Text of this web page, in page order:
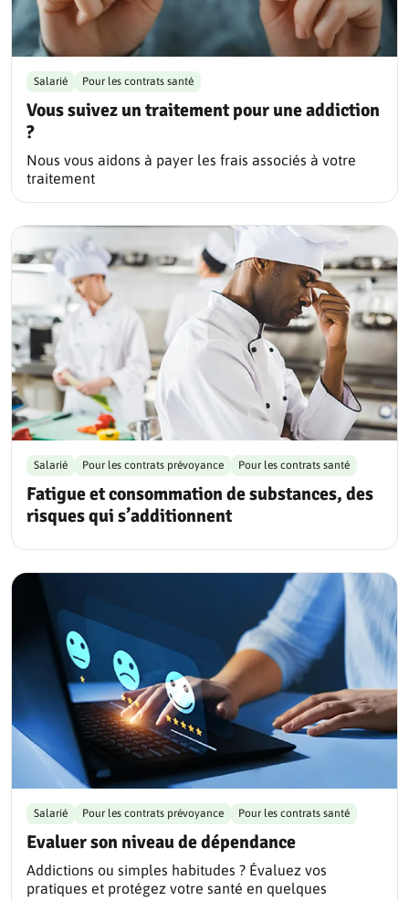
Vous suivez un traitement pour une addiction
?
Salarié Pour les contrats santé
Nous vous aidons à payer les frais associés à votre
traitement
Fatigue et consommation de substances, des
risques qui s’additionnent
Salarié Pour les contrats prévoyance Pour les contrats santé
Evaluer son niveau de dépendance
Salarié Pour les contrats prévoyance Pour les contrats santé
Addictions ou simples habitudes ? Évaluez vos
pratiques et protégez votre santé en quelques